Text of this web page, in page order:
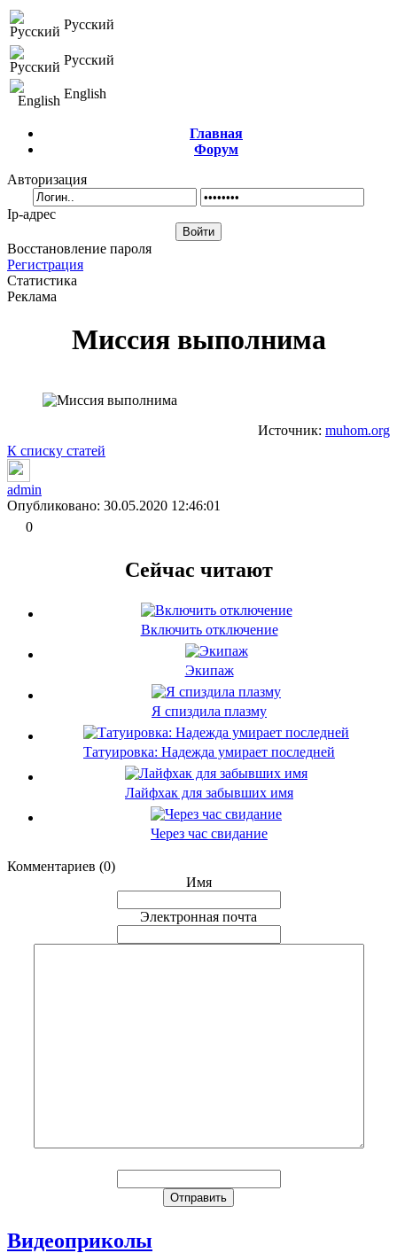
Русский
Русский
English
Главная
Форум
Авторизация
Ip-адрес
Восстановление пароля
Регистрация
Статистика
Реклама
Миссия выполнима
Источник: muhom.org
К списку статей
admin
Опубликовано: 30.05.2020 12:46:01
0
Сейчас читают
Включить отключение
Экипаж
Я спиздила плазму
Татуировка: Надежда умирает последней
Лайфхак для забывших имя
Через час свидание
Комментариев (0)
Имя
Электронная почта
Видеоприколы